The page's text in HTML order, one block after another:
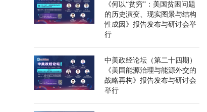
《何以“贫穷”：美国贫困问题
的历史演变、现实图景与结构
性成因》报告发布与研讨会举
行
中美政经论坛（第二十四期）
《美国能源治理与能源外交的
战略再构》报告发布与研讨会
举行